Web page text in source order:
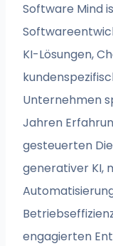
Software Mind
KI-Lösungen,
Unternehmen
Jahren
gesteuerten
generativer KI,
engagierten